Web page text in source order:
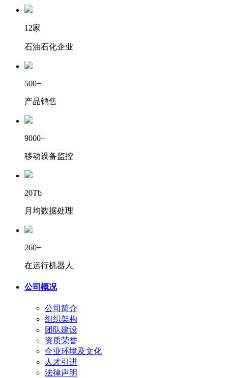
12家
石油石化企业
500+
产品销售
9000+
移动设备监控
20Tb
月均数据处理
260+
在运行机器人
公司概况
公司简介
组织架构
团队建设
资质荣誉
企业环境及文化
人才引进
法律声明